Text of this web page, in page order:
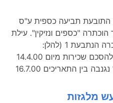
31.1.01, הגישה התובעת תביעה כספית ע"ס
54,614 ₪ כנגד הנתבעים, אשר הוכתרה "כספים ונזיקין". עילת
התביעה עניינה, מלגזה אשר שכרה הנתבעת 1 (להלן:
"החברה") מהתובעת, בהתאם להסכם שכירות מיום 14.4.00
בין התאריכים 16.7.00
מלגזות